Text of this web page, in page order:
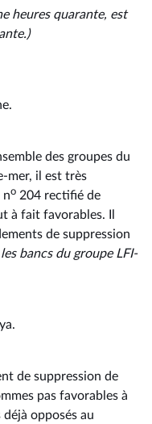
heures quarante, est
des groupes du
mer, il est très
no 204 rectifié de
à fait favorables. Il
de suppression
bancs du groupe LFI-
de suppression de
pas favorables à
opposés au